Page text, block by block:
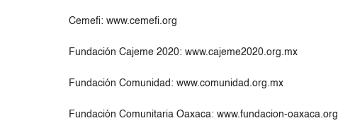
Cemefi: www.cemefi.org
Fundación Cajeme 2020: www.cajeme2020.org.mx
Fundación Comunidad: www.comunidad.org.mx
Fundación Comunitaria Oaxaca: www.fundacion-oaxaca.org